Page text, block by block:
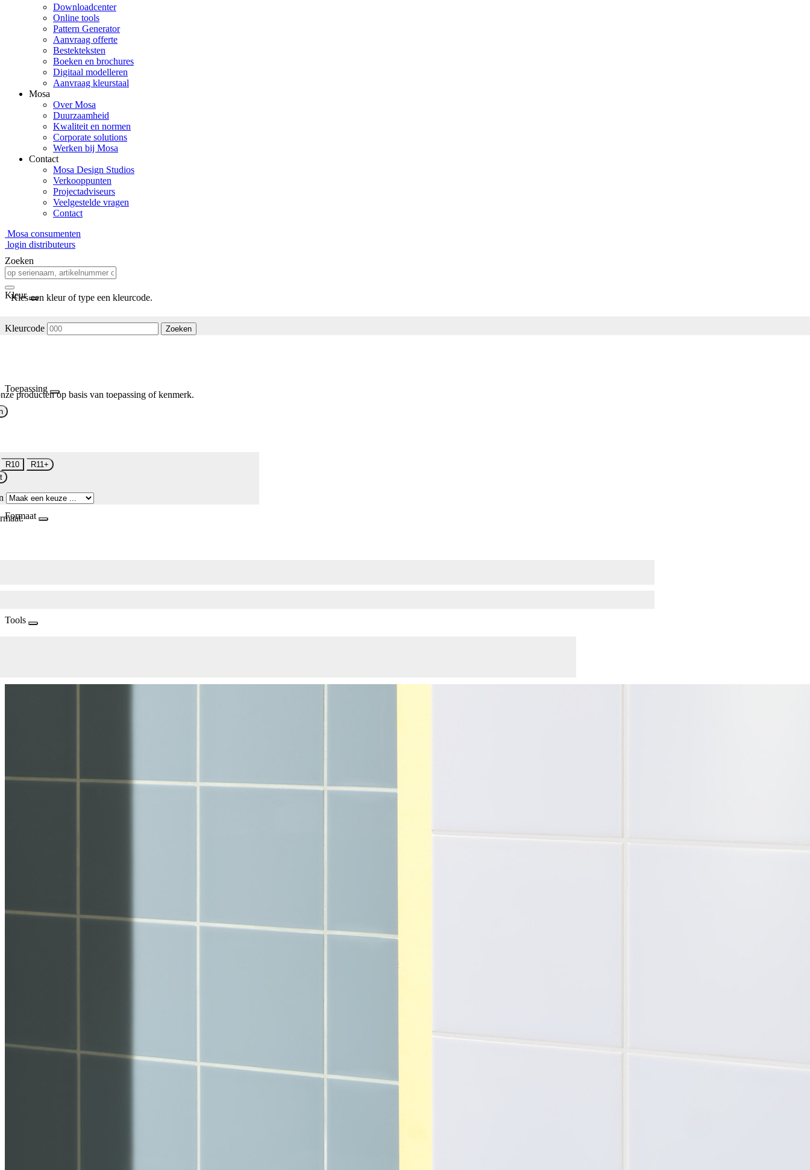
Downloadcenter
Online tools
Pattern Generator
Aanvraag offerte
Bestekteksten
Boeken en brochures
Digitaal modelleren
Aanvraag kleurstaal
Mosa
Over Mosa
Duurzaamheid
Kwaliteit en normen
Corporate solutions
Werken bij Mosa
Contact
Mosa Design Studios
Verkooppunten
Projectadviseurs
Veelgestelde vragen
Contact
Mosa consumenten
login distributeurs
Zoeken
Kleur
Kies een kleur of type een kleurcode.
Kleurcode Zoeken
Toepassing
producten op basis van toepassing of kenmerk.
R10
R11+
Formaat
Tools